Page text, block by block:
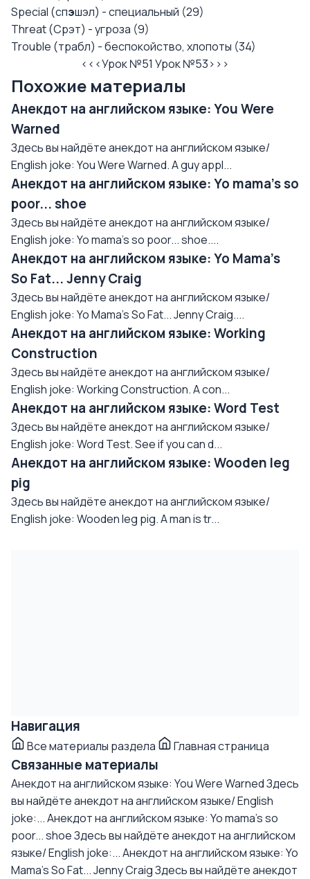
Special (спэшэл) - специальный (29)
Threat (Срэт) - угроза (9)
Trouble (трабл) - беспокойство, хлопоты (34)
<<<Урок №51 Урок №53>>>
Похожие материалы
Анекдот на английском языке: You Were
Warned
Здесь вы найдёте анекдот на английском языке/
English joke: You Were Warned. A guy appl...
Анекдот на английском языке: Yo mama's so
poor... shoe
Здесь вы найдёте анекдот на английском языке/
English joke: Yo mama's so poor... shoe....
Анекдот на английском языке: Yo Mama's
So Fat... Jenny Craig
Здесь вы найдёте анекдот на английском языке/
English joke: Yo Mama's So Fat... Jenny Craig....
Анекдот на английском языке: Working
Construction
Здесь вы найдёте анекдот на английском языке/
English joke: Working Construction. A con...
Анекдот на английском языке: Word Test
Здесь вы найдёте анекдот на английском языке/
English joke: Word Test. See if you can d...
Анекдот на английском языке: Wooden leg
pig
Здесь вы найдёте анекдот на английском языке/
English joke: Wooden leg pig. A man is tr...
Навигация
Все материалы раздела Главная страница
Связанные материалы
Анекдот на английском языке: You Were WarnedЗдесь
вы найдёте анекдот на английском языке/ English
joke:...Анекдот на английском языке: Yo mama's so
poor... shoeЗдесь вы найдёте анекдот на английском
языке/ English joke:...Анекдот на английском языке: Yo
Mama's So Fat... Jenny CraigЗдесь вы найдёте анекдот